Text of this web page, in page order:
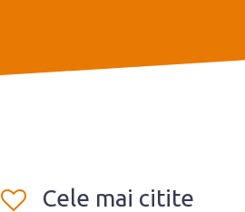
Cele mai citite